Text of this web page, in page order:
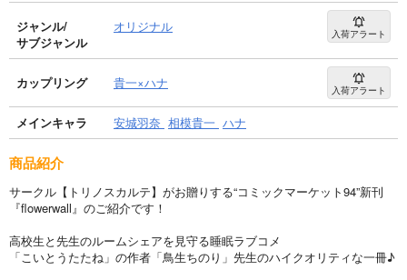
ジャンル/
サブジャンル
オリジナル 入荷アラート
カップリング 貴一×ハナ 入荷アラート
メインキャラ 安城羽奈 相模貴一 ハナ
商品紹介
サークル【トリノスカルテ】がお贈りする“コミックマーケット94”新刊
『flowerwall』のご紹介です！
高校生と先生のルームシェアを見守る睡眠ラブコメ
「こいとうたたね」の作者「鳥生ちのり」先生のハイクオリティな一冊♪